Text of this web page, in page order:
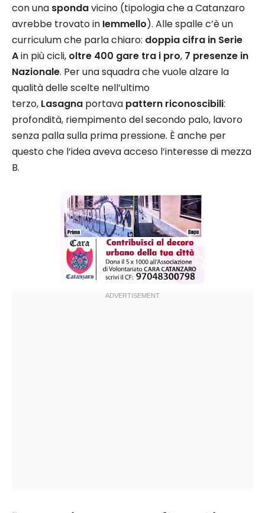
con una spondavicino (tipologia che a Catanzaro
avrebbe trovato in Iemmello). Alle spalle c’è un
curriculum che parla chiaro: doppia cifra in Serie
Ain più cicli, oltre 400 gare tra i pro, 7 presenze in
Nazionale. Per una squadra che vuole alzare la
qualità delle scelte nell’ultimo
terzo, Lasagna portava pattern riconoscibili:
profondità, riempimento del secondo palo, lavoro
senza palla sulla prima pressione. È anche per
questo che l’idea aveva acceso l’interesse di mezza
B.